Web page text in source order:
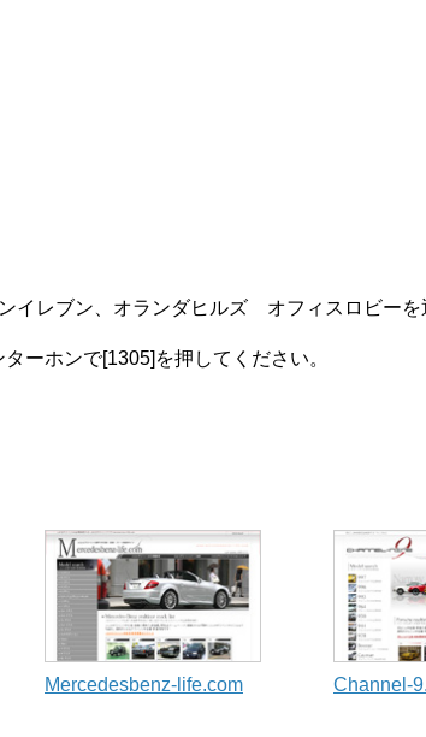
イレブン、オランダヒルズ オフィスロビー
ーホンで[1305]を押してください。
Mercedesbenz-life.com Channel-